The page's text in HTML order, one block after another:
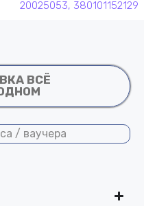
20025053, 380101152129
ВСЁ
/ ваучера